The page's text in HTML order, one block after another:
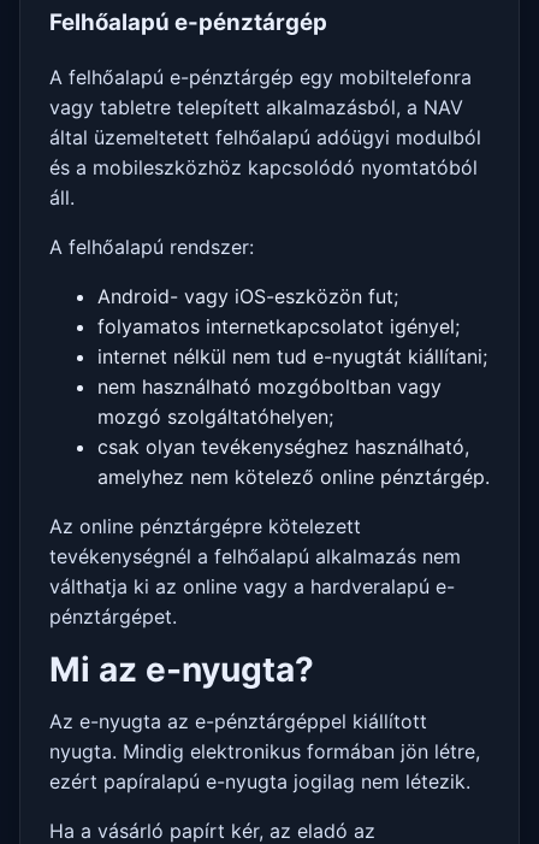
Felhőalapú e-pénztárgép
A felhőalapú e-pénztárgép egy mobiltelefonra
vagy tabletre telepített alkalmazásból, a NAV
által üzemeltetett felhőalapú adóügyi modulból
és a mobileszközhöz kapcsolódó nyomtatóból
áll.
A felhőalapú rendszer:
Android- vagy iOS-eszközön fut;
folyamatos internetkapcsolatot igényel;
internet nélkül nem tud e-nyugtát kiállítani;
nem használható mozgóboltban vagy
mozgó szolgáltatóhelyen;
csak olyan tevékenységhez használható,
amelyhez nem kötelező online pénztárgép.
Az online pénztárgépre kötelezett
tevékenységnél a felhőalapú alkalmazás nem
válthatja ki az online vagy a hardveralapú e-
pénztárgépet.
Mi az e-nyugta?
Az e-nyugta az e-pénztárgéppel kiállított
nyugta. Mindig elektronikus formában jön létre,
ezért papíralapú e-nyugta jogilag nem létezik.
Ha a vásárló papírt kér, az eladó az